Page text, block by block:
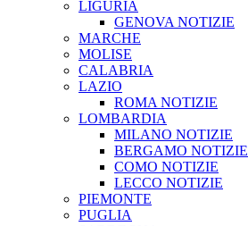
LIGURIA
GENOVA NOTIZIE
MARCHE
MOLISE
CALABRIA
LAZIO
ROMA NOTIZIE
LOMBARDIA
MILANO NOTIZIE
BERGAMO NOTIZIE
COMO NOTIZIE
LECCO NOTIZIE
PIEMONTE
PUGLIA